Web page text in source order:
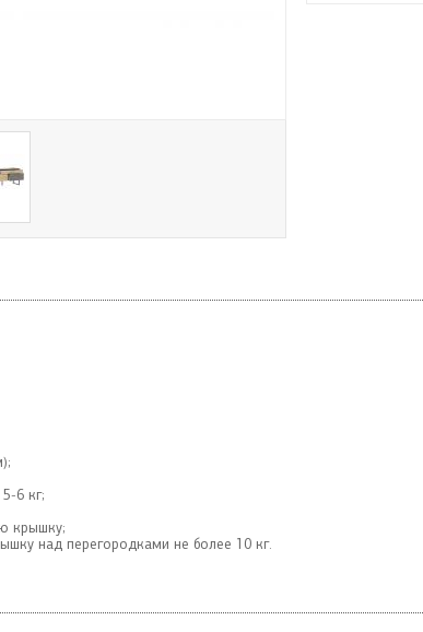
6 кг;
крышку;
над перегородками не более 10 кг.